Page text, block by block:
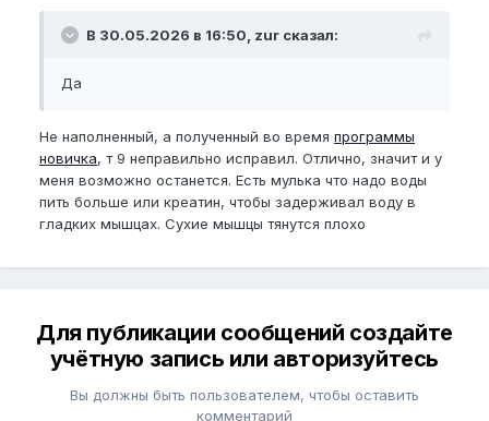
В 30.05.2026 в 16:50, zur сказал:
Да
Не наполненный, а полученный во время программы
новичка, т 9 неправильно исправил. Отлично, значит и у
меня возможно останется. Есть мулька что надо воды
пить больше или креатин, чтобы задерживал воду в
гладких мышцах. Сухие мышцы тянутся плохо
Для публикации сообщений создайте
учётную запись или авторизуйтесь
Вы должны быть пользователем, чтобы оставить
комментарий